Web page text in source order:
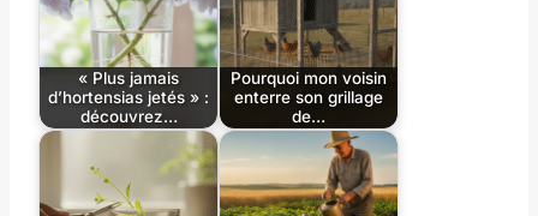
« Plus jamais
d’hortensias jetés » :
découvrez…
Pourquoi mon voisin
enterre son grillage
de…